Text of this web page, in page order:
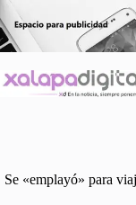
al
contenido
Se «emplayó» para